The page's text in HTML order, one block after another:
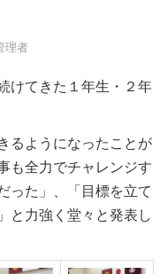
理者
けてきた１年生・２年
るようになったことが
も全力でチャレンジす
った」、「目標を立て
と力強く堂々と発表し